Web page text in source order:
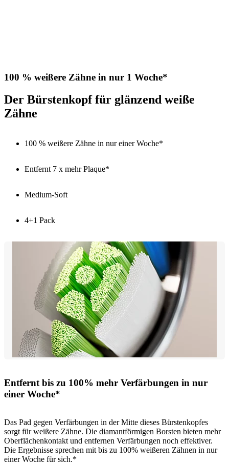
100 % weißere Zähne in nur 1 Woche*
Der Bürstenkopf für glänzend weiße
Zähne
100 % weißere Zähne in nur einer Woche*
Entfernt 7 x mehr Plaque*
Medium-Soft
4+1 Pack
Entfernt bis zu 100% mehr Verfärbungen in nur
einer Woche*
Das Pad gegen Verfärbungen in der Mitte dieses Bürstenkopfes
sorgt für weißere Zähne. Die diamantförmigen Borsten bieten mehr
Oberflächenkontakt und entfernen Verfärbungen noch effektiver.
Die Ergebnisse sprechen mit bis zu 100% weißeren Zähnen in nur
einer Woche für sich.*